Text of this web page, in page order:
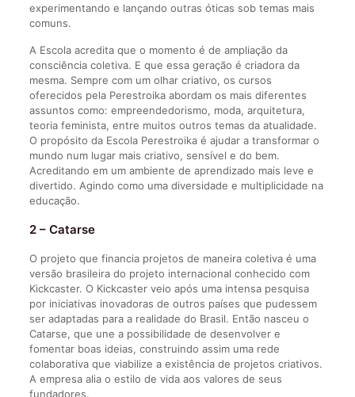
experimentando e lançando outras óticas sob temas mais
comuns.
A Escola acredita que o momento é de ampliação da
consciência coletiva. E que essa geração é criadora da
mesma. Sempre com um olhar criativo, os cursos
oferecidos pela Perestroika abordam os mais diferentes
assuntos como: empreendedorismo, moda, arquitetura,
teoria feminista, entre muitos outros temas da atualidade.
O propósito da Escola Perestroika é ajudar a transformar o
mundo num lugar mais criativo, sensível e do bem.
Acreditando em um ambiente de aprendizado mais leve e
divertido. Agindo como uma diversidade e multiplicidade na
educação.
2 – Catarse
O projeto que financia projetos de maneira coletiva é uma
versão brasileira do projeto internacional conhecido com
Kickcaster. O Kickcaster veio após uma intensa pesquisa
por iniciativas inovadoras de outros países que pudessem
ser adaptadas para a realidade do Brasil. Então nasceu o
Catarse, que une a possibilidade de desenvolver e
fomentar boas ideias, construindo assim uma rede
colaborativa que viabilize a existência de projetos criativos.
A empresa alia o estilo de vida aos valores de seus
fundadores.